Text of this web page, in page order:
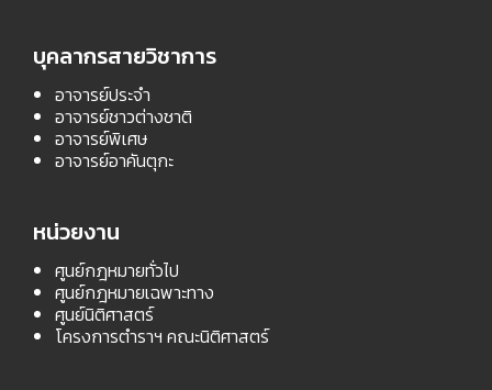
บุคลากรสายวิชาการ
อาจารย์ประจำ
อาจารย์ชาวต่างชาติ
อาจารย์พิเศษ
อาจารย์อาคันตุกะ
หน่วยงาน
ศูนย์กฎหมายทั่วไป
ศูนย์กฎหมายเฉพาะทาง
ศูนย์นิติศาสตร์
โครงการตำราฯ คณะนิติศาสตร์